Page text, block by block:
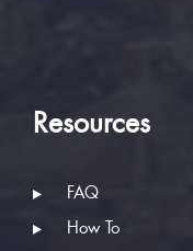
Resources
FAQ
How To